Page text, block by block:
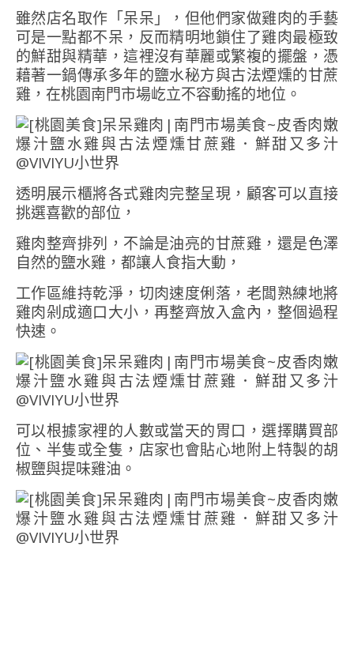
雖然店名取作「呆呆」，但他們家做雞肉的手藝
可是一點都不呆，反而精明地鎖住了雞肉最極致
的鮮甜與精華，這裡沒有華麗或繁複的擺盤，憑
藉著一鍋傳承多年的鹽水秘方與古法煙燻的甘蔗
雞，在桃園南門市場屹立不容動搖的地位。
透明展示櫃將各式雞肉完整呈現，顧客可以直接
挑選喜歡的部位，
雞肉整齊排列，不論是油亮的甘蔗雞，還是色澤
自然的鹽水雞，都讓人食指大動，
工作區維持乾淨，切肉速度俐落，老闆熟練地將
雞肉剁成適口大小，再整齊放入盒內，整個過程
快速。
可以根據家裡的人數或當天的胃口，選擇購買部
位、半隻或全隻，店家也會貼心地附上特製的胡
椒鹽與提味雞油。